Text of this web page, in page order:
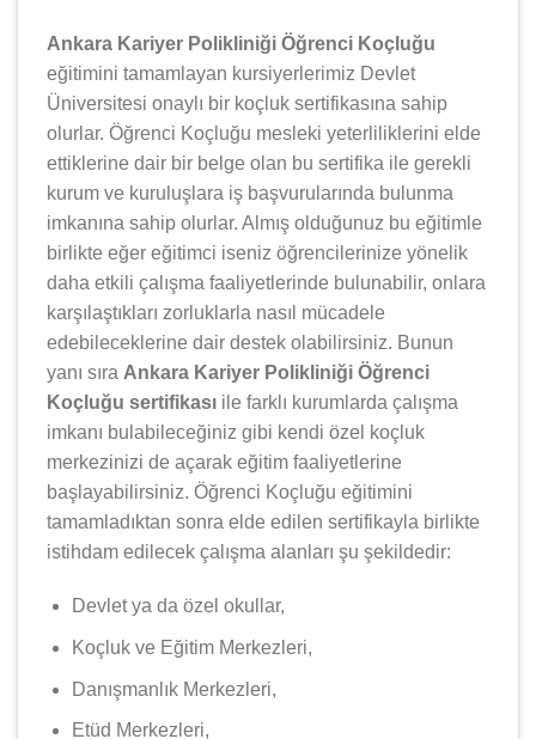
Ankara Kariyer Polikliniği Öğrenci Koçluğu
eğitimini tamamlayan kursiyerlerimiz Devlet
Üniversitesi onaylı bir koçluk sertifikasına sahip
olurlar. Öğrenci Koçluğu mesleki yeterliliklerini elde
ettiklerine dair bir belge olan bu sertifika ile gerekli
kurum ve kuruluşlara iş başvurularında bulunma
imkanına sahip olurlar. Almış olduğunuz bu eğitimle
birlikte eğer eğitimci iseniz öğrencilerinize yönelik
daha etkili çalışma faaliyetlerinde bulunabilir, onlara
karşılaştıkları zorluklarla nasıl mücadele
edebileceklerine dair destek olabilirsiniz. Bunun
yanı sıra Ankara Kariyer Polikliniği Öğrenci
Koçluğu sertifikası ile farklı kurumlarda çalışma
imkanı bulabileceğiniz gibi kendi özel koçluk
merkezinizi de açarak eğitim faaliyetlerine
başlayabilirsiniz. Öğrenci Koçluğu eğitimini
tamamladıktan sonra elde edilen sertifikayla birlikte
istihdam edilecek çalışma alanları şu şekildedir:
Devlet ya da özel okullar,
Koçluk ve Eğitim Merkezleri,
Danışmanlık Merkezleri,
Etüd Merkezleri,